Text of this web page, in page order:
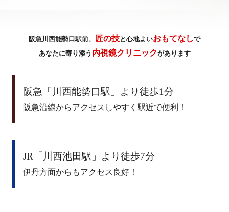
阪急川西能勢口駅前、 匠の技と心地よいおもてなしで
あなたに寄り添う 内視鏡クリニックがあります
阪急「川西能勢口駅」より徒歩1分
阪急沿線からアクセスしやすく駅近で便利！
JR「川西池田駅」より徒歩7分
伊丹方面からもアクセス良好！